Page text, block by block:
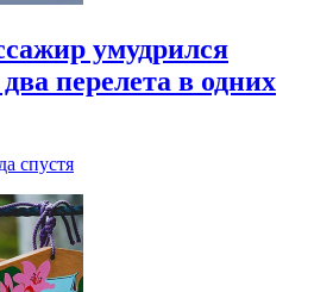
умудрился
перелета в одних
спустя